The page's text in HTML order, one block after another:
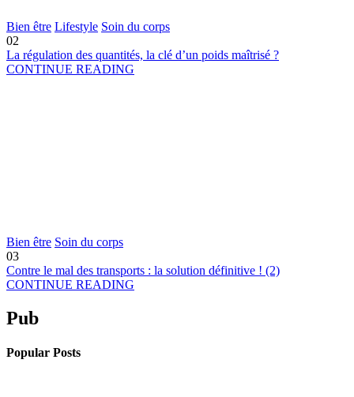
Bien être Lifestyle Soin du corps
02
La régulation des quantités, la clé d’un poids maîtrisé ?
CONTINUE READING
Bien être Soin du corps
03
Contre le mal des transports : la solution définitive ! (2)
CONTINUE READING
Pub
Popular Posts